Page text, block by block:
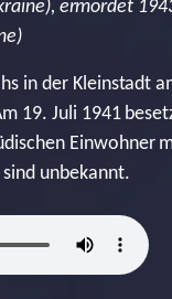
ermordet
in der Kleinstadt
19. Juli 1941
Einwohner
unbekannt.